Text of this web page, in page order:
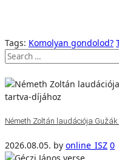
Tags: Komolyan gondolod?
Németh Zoltán laudációja
2026.08.05. by online_ISZ 0